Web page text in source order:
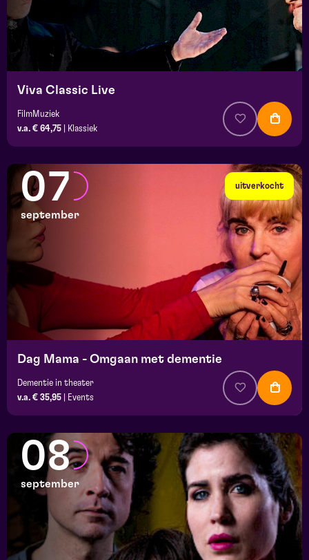
Viva Classic Live
FilmMuziek
v.a. € 64,75
Klassiek
uitverkocht
07
september
Dag Mama - Omgaan met dementie
Dementie in theater
v.a. € 35,95
Events
08
september